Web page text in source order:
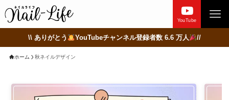
YouTube
\\ ありがとう YouTubeチャンネル登録者数 6.6 万人 //
ホーム 秋ネイルデザイン